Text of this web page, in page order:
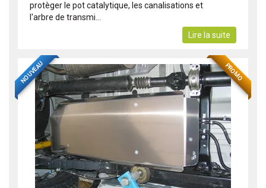
protèger le pot catalytique, les canalisations et
l'arbre de transmi...
Lire la suite
PROMO
NOUVEAU